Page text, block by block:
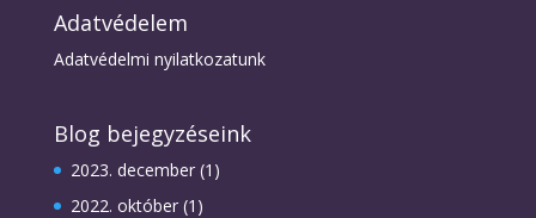
Adatvédelem
Adatvédelmi nyilatkozatunk
Blog bejegyzéseink
2023. december(1)
2022. október(1)